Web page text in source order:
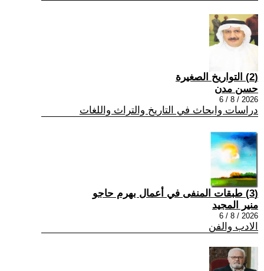
(2) التواريخ الصغيرة
حسن مدن
2026 / 8 / 6
دراسات وابحاث في التاريخ والتراث واللغات
(3) طبقات المنفى في أعمال بهرم حاجو
منير المجيد
2026 / 8 / 6
الادب والفن